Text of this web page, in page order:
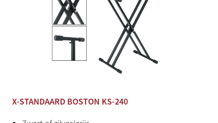
Hoofdtelefoon
Standaard stereo jack
Nieuw
Herkomst
X-STANDAARD BOSTON KS-240